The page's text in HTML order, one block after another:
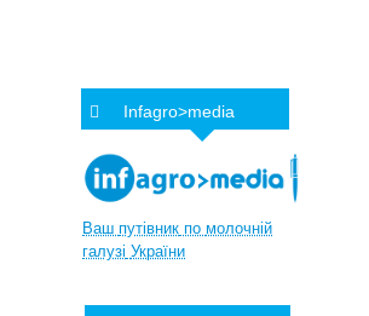
Infagro>media
Ваш путівник по молочній
галузі України